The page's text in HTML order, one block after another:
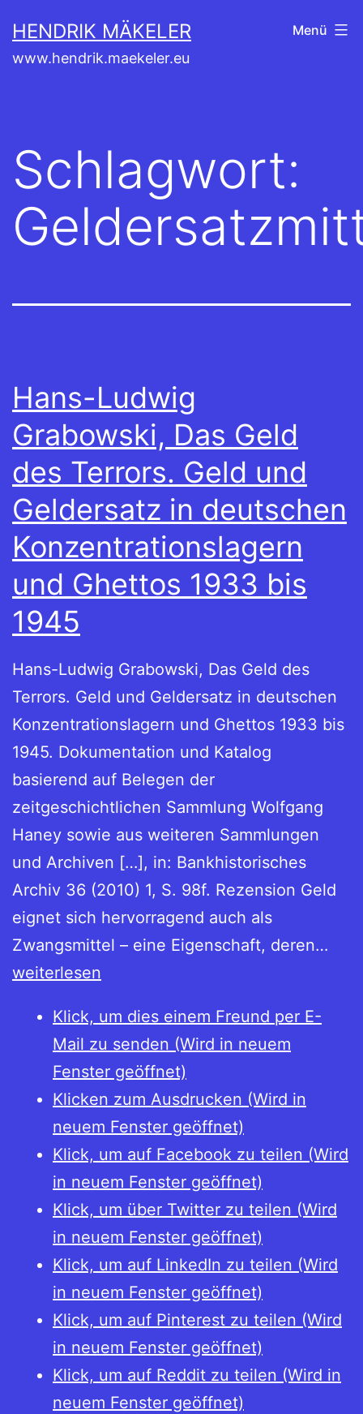
Inhalt
springen
HENDRIK MÄKELER
www.hendrik.maekeler.eu
Menü
Schlagwort:
Hans-Ludwig
Grabowski, Das Geld
des Terrors. Geld und
Geldersatz in deutschen
Konzentrationslagern
und Ghettos 1933 bis
1945
Hans-Ludwig Grabowski, Das Geld des
Terrors. Geld und Geldersatz in deutschen
Konzentrationslagern und Ghettos 1933 bis
1945. Dokumentation und Katalog
basierend auf Belegen der
zeitgeschichtlichen Sammlung Wolfgang
Haney sowie aus weiteren Sammlungen
und Archiven […], in: Bankhistorisches
Archiv 36 (2010) 1, S. 98f. Rezension Geld
eignet sich hervorragend auch als
Zwangsmittel – eine Eigenschaft, deren…
und
in
bis
weiterlesen
Klick, um dies einem Freund per E-
Mail zu senden (Wird in neuem
Fenster geöffnet)
Klicken zum Ausdrucken (Wird in
neuem Fenster geöffnet)
Klick, um auf Facebook zu teilen (Wird
in neuem Fenster geöffnet)
Klick, um über Twitter zu teilen (Wird
in neuem Fenster geöffnet)
Klick, um auf LinkedIn zu teilen (Wird
in neuem Fenster geöffnet)
Klick, um auf Pinterest zu teilen (Wird
in neuem Fenster geöffnet)
Klick, um auf Reddit zu teilen (Wird in
neuem Fenster geöffnet)